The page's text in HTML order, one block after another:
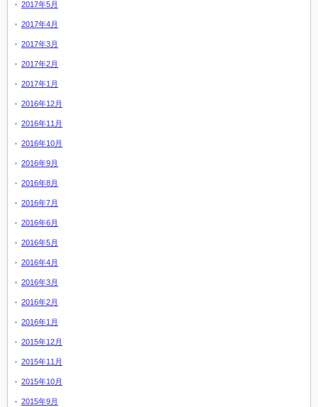
2017年5月
2017年4月
2017年3月
2017年2月
2017年1月
2016年12月
2016年11月
2016年10月
2016年9月
2016年8月
2016年7月
2016年6月
2016年5月
2016年4月
2016年3月
2016年2月
2016年1月
2015年12月
2015年11月
2015年10月
2015年9月